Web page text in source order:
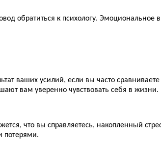
обратиться к психологу. Эмоциональное
ваших усилий, если вы часто
вам уверенно чувствовать себя в жизни.
что вы справляетесь, накопленный
потерями.